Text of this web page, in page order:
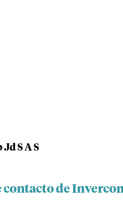
S A S
contacto de